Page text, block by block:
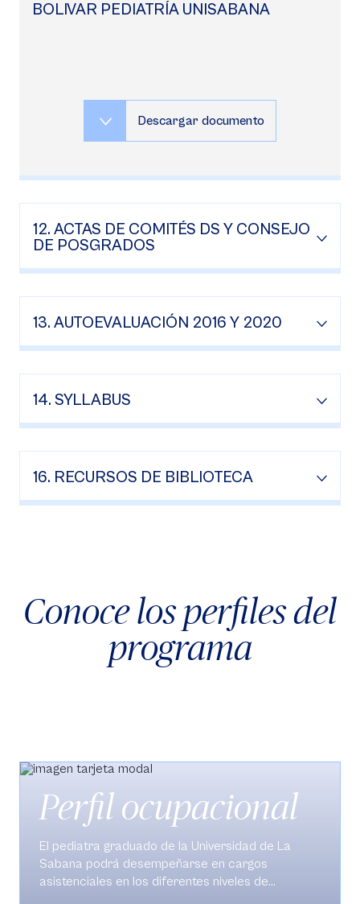
BOLIVAR PEDIATRÍA UNISABANA
Descargar documento
12. ACTAS DE COMITÉS DS Y CONSEJO
DE POSGRADOS
13. AUTOEVALUACIÓN 2016 Y 2020
14. SYLLABUS
16. RECURSOS DE BIBLIOTECA
Conoce los perfiles del
programa
Perfil ocupacional
El pediatra graduado de la Universidad de La
Sabana podrá desempeñarse en cargos
asistenciales en los diferentes niveles de